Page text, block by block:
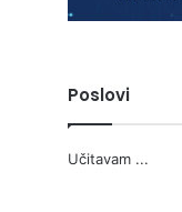
Poslovi
Učitavam ...